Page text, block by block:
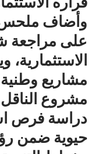
وأضاف ملحس
على مراجعة
مشاريع
مشروع
دراسة فرص
حيوية ضمن